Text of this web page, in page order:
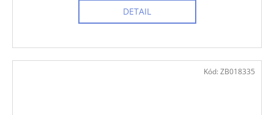
DETAIL
Kód: ZB018335